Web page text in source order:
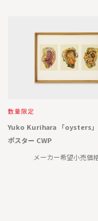
数量限定
Yuko Kurihara 「oysters」
ポスター CWP
メーカー希望小売価